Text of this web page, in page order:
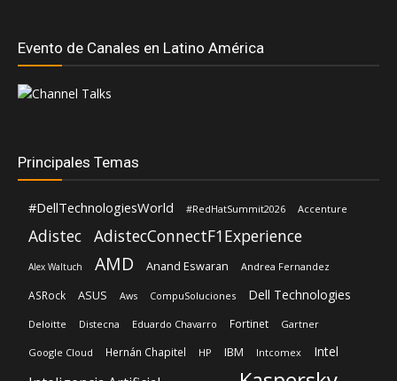
Evento de Canales en Latino América
Principales Temas
#DellTechnologiesWorld #RedHatSummit2026 Accenture
Adistec AdistecConnectF1Experience
Alex Waltuch AMD Anand Eswaran Andrea Fernandez
ASRock ASUS Aws CompuSoluciones Dell Technologies
Deloitte Distecna Eduardo Chavarro Fortinet Gartner
Google Cloud Hernán Chapitel HP IBM Intcomex Intel